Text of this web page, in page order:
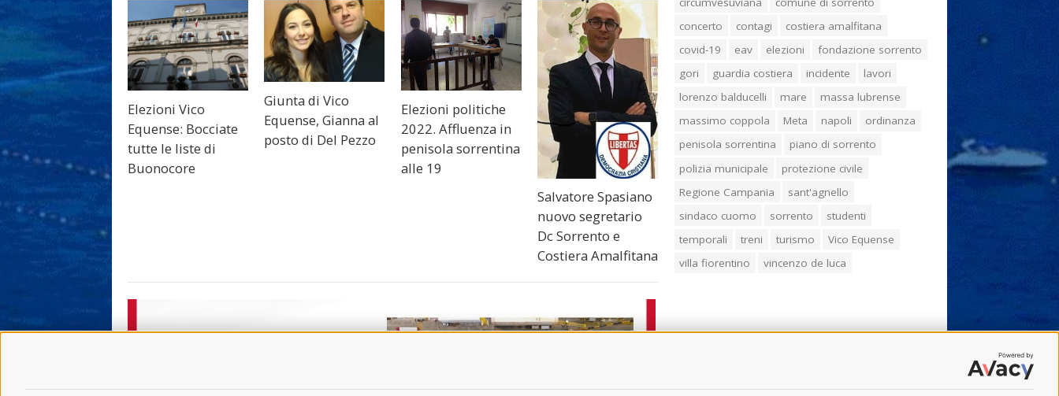
Elezioni Vico
Equense: Bocciate
tutte le liste di
Buonocore
Giunta di Vico
Equense, Gianna al
posto di Del Pezzo
Elezioni politiche
2022. Affluenza in
penisola sorrentina
alle 19
Salvatore Spasiano
nuovo segretario
Dc Sorrento e
Costiera Amalfitana
concerto
contagi
costiera amalfitana
covid-19
eav elezioni
fondazione sorrento
gori
guardia costiera incidente
lavori
lorenzo balducelli
mare
massa lubrense
massimo coppola
Meta napoli
ordinanza
penisola sorrentina
piano di sorrento
polizia municipale
protezione civile
Regione Campania
sant'agnello
sindaco cuomo
sorrento
studenti
temporali
treni turismo
Vico Equense
villa fiorentino
vincenzo de luca